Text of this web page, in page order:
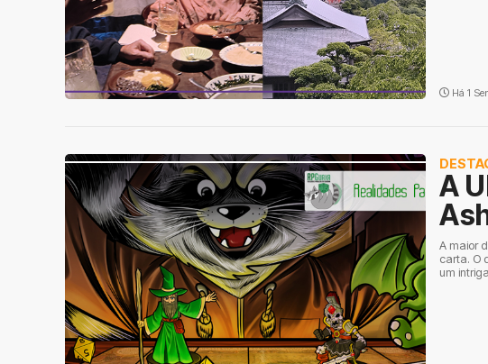
Há 1
A
A maior
carta. O
um